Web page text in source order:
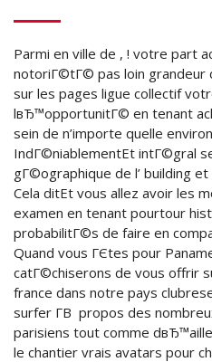
Parmi en ville de , ! votre part
notoriГ©tГ© pas loin grandeur
sur les pages ligue collectif
lвЂ™opportunitГ© en tenant
sein de n’importe quelle
IndГ©niablementEt intГ©gral
gГ©ographique de l’ building
Cela ditEt vous allez avoir les
examen en tenant pourtour
probabilitГ©s de faire en
Quand vous ГЄtes pour
catГ©chiserons de vous offrir
france dans notre pays
surfer Г­В propos des
parisiens tout comme
le chantier vrais avatars pour